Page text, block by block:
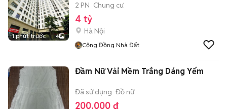
1 phút trước 4
2 PN Chung cư
4 tỷ
Hà Nội
Cộng Đồng Nhà Đất
Đầm Nữ Vải Mềm Trắng Dáng Yếm
Đã sử dụng Đồ nữ
200.000 đ